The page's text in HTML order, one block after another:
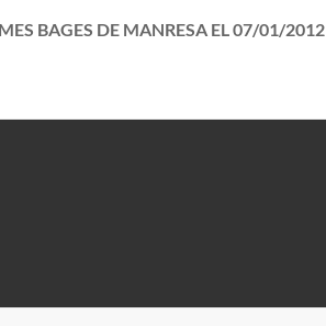
BAGES DE MANRESA EL 07/01/2012